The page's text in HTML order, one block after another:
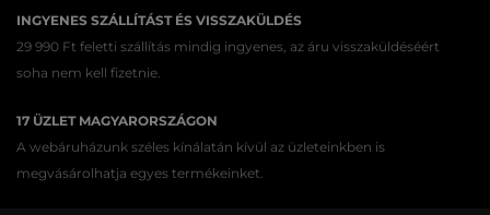
INGYENES SZÁLLÍTÁST ÉS VISSZAKÜLDÉS
29 990 Ft feletti szállítás mindig ingyenes, az áru visszaküldéséért
soha nem kell fizetnie.
17 ÜZLET MAGYARORSZÁGON
A webáruházunk széles kínálatán kívül az üzleteinkben is
megvásárolhatja egyes termékeinket.